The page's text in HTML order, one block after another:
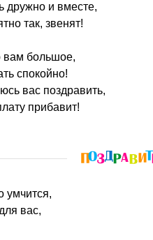
дружно и вместе,
так, звенят!
вам большое,
спокойно!
вас поздравить,
прибавит!
умчится,
вас,